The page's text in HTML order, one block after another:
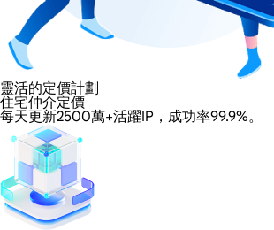
靈活的定價計劃
住宅仲介定價
每天更新2500萬+活躍IP，成功率99.9%。